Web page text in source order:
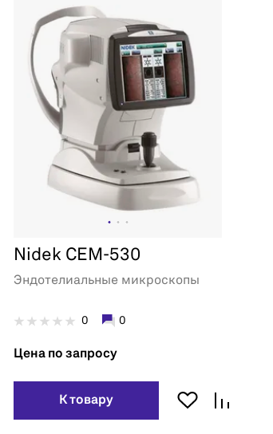
Nidek CEM-530
Эндотелиальные микроскопы
0 0
Цена по запросу
К товару